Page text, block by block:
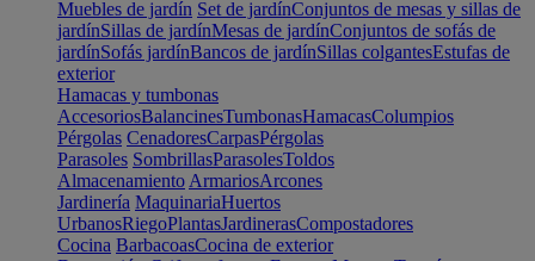
Muebles de jardín Set de jardínConjuntos de mesas y sillas de
jardínSillas de jardínMesas de jardínConjuntos de sofás de
jardínSofás jardínBancos de jardínSillas colgantesEstufas de
exterior
Hamacas y tumbonas
AccesoriosBalancinesTumbonasHamacasColumpios
Pérgolas CenadoresCarpasPérgolas
Parasoles SombrillasParasolesToldos
Almacenamiento ArmariosArcones
Jardinería MaquinariaHuertos
UrbanosRiegoPlantasJardinerasCompostadores
Cocina BarbacoasCocina de exterior